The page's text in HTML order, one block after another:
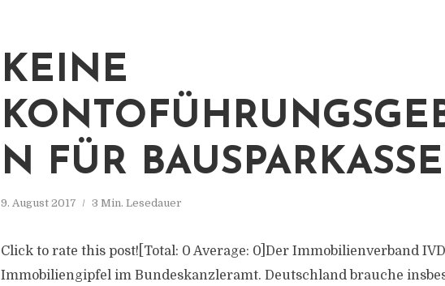
KEINE
N FÜR
9. August 2017 3 Min. Lesedauer
Click to rate this post![Total: 0 Average: 0]Der Immobilienverband
Immobiliengipfel im Bundeskanzleramt. Deutschland brauche